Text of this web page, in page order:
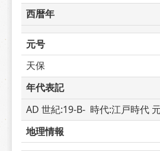
西暦年
元号
天保
年代表記
AD 世紀:19-B-  時代:江戸時代
地理情報